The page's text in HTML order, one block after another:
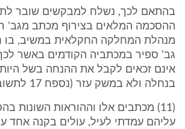
בהתאם לכך, נשלח למבקשים שובר
ההסכמה המלאים בצירוף מכתב מגב'
מנהלת המחלקה החקלאית במשיב, בו
גב' ספיר במכתביה הקודמים באשר
אינם זכאים לקבל את ההנחה בשל
בנחלה ולא במשק עזר (נספח 17 לתשובת המשיב).
(11) מכתבים אלו וההוראות השונות
עליהם עמדתי לעיל, עולים בקנה אחד